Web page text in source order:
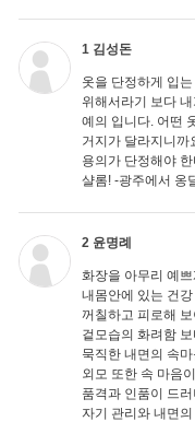
1 김성돈
옷을 단정하게 입
위해서라기 보다
예의 입니다. 어떤
거지가 달라지니까
용의가 단정해야
샬롬! -광주에서 옹
2 윤명례
화장을 아무리 예
내몸안에 있는 건
꺼칠하고 피로해 보
겉모습의 화려함 보
묵직한 내면의 속
외모 또한 속 마음
품격과 인품이 드
자기 관리와 내면